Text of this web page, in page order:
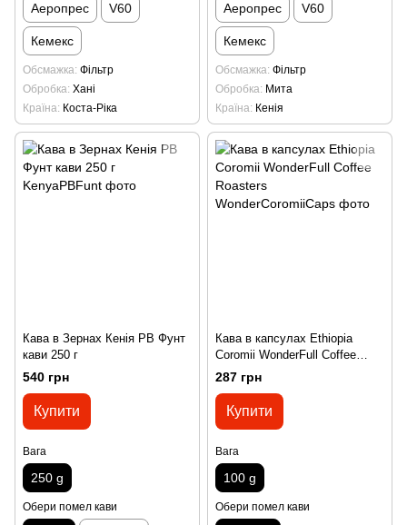
Аеропрес V60
Кемекс
Обсмажка Фільтр
Обробка Хані
Країна Коста-Ріка
Аеропрес V60
Кемекс
Обсмажка Фільтр
Обробка Мита
Країна Кенія
Кава в Зернах Кенія PB Фунт
кави 250 г
540 грн
Купити
Вага
250 g
Обери помел кави
Кава в капсулах Ethiopia
Coromii WonderFull Coffee
Roasters
287 грн
Купити
Вага
100 g
Обери помел кави